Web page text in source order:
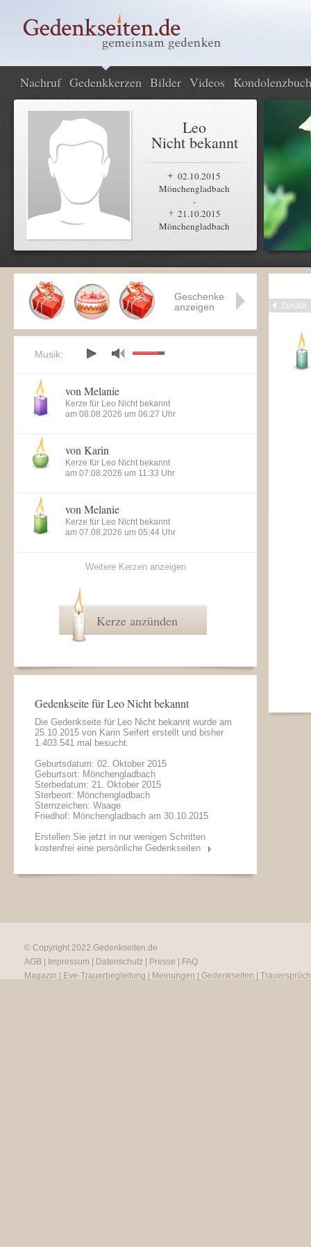
Nachruf Gedenkkerzen Bilder Videos Kondolenzbuch
Leo
Nicht bekannt
02.10.2015
Mönchengladbach
-
21.10.2015
Mönchengladbach
Zurück
Geschenke
anzeigen
Musik:
von Melanie
Kerze für Leo Nicht bekannt
am 08.08.2026 um 06:27 Uhr
von Karin
Kerze für Leo Nicht bekannt
am 07.08.2026 um 11:33 Uhr
von Melanie
Kerze für Leo Nicht bekannt
am 07.08.2026 um 05:44 Uhr
Weitere Kerzen anzeigen
Kerze anzünden
Gedenkseite für Leo Nicht bekannt
Die Gedenkseite für Leo Nicht bekannt wurde am
25.10.2015 von Karin Seifert erstellt und bisher
1.403.541 mal besucht.
Geburtsdatum: 02. Oktober 2015
Geburtsort: Mönchengladbach
Sterbedatum: 21. Oktober 2015
Sterbeort: Mönchengladbach
Sternzeichen: Waage
Friedhof: Mönchengladbach am 30.10.2015
Erstellen Sie jetzt in nur wenigen Schritten
kostenfrei eine persönliche Gedenkseiten
© Copyright 2022 Gedenkseiten.de
AGB
Impressum Datenschutz Presse
FAQ
Magazin
Eve-Trauerbegleitung Meinungen Gedenkseiten